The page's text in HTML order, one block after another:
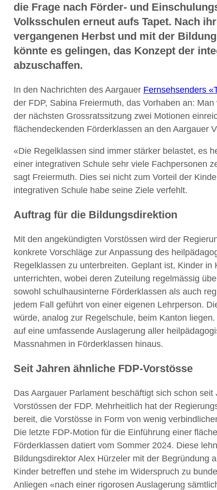
die Frage nach Förder- und
Volksschulen erneut aufs Tapet. Nach
vergangenen Herbst und mit der
könnte es gelingen, das Konzept der
abzuschaffen.
In den Nachrichten des Aargauer Fernsehsenders
der FDP, Sabina Freiermuth, das Vorhaben an:
der nächsten Grossratssitzung zwei Motionen
flächendeckenden Förderklassen an den Aargauer
«Die Regelklassen sind immer stärker belastet, es
einer integrativen Schule sehr viele Fachpersonen
sagt Freiermuth. Dies sei nicht zum Vorteil der
integrativen Schule habe seine Ziele verfehlt.
Auftrag für die Bildungsdirektion
Mit den angekündigten Vorstössen wird der
konkrete Vorschläge zur Anpassung des
Regelklassen zu unterbreiten. Geplant ist, Kinder in
unterrichten, wobei deren Zuteilung regelmässig
sowohl schulhausinterne Förderklassen als auch
jedem Fall geführt von einer eigenen Lehrperson.
würde, analog zur Regelschule, beim Kanton
auf eine umfassende Auslagerung aller
Massnahmen in Förderklassen hinaus.
Seit Jahren ähnliche FDP-Vorstösse
Das Aargauer Parlament beschäftigt sich schon
Vorstössen der FDP. Mehrheitlich hat der
bereit, die Vorstösse in Form von wenig
Die letzte FDP-Motion für die Einführung einer
Förderklassen datiert vom Sommer 2024. Diese
Bildungsdirektor Alex Hürzeler mit der Begründung
Kinder betreffen und stehe im Widerspruch zu
Anliegen «nach einer rigorosen Auslagerung